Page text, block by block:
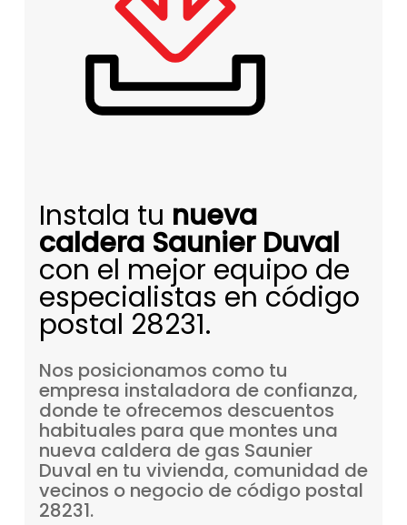
Instala tu nueva
caldera Saunier Duval
con el mejor equipo de
especialistas en código
postal 28231.
Nos posicionamos como tu
empresa instaladora de confianza,
donde te ofrecemos descuentos
habituales para que montes una
nueva caldera de gas Saunier
Duval en tu vivienda, comunidad de
vecinos o negocio de código postal
28231.